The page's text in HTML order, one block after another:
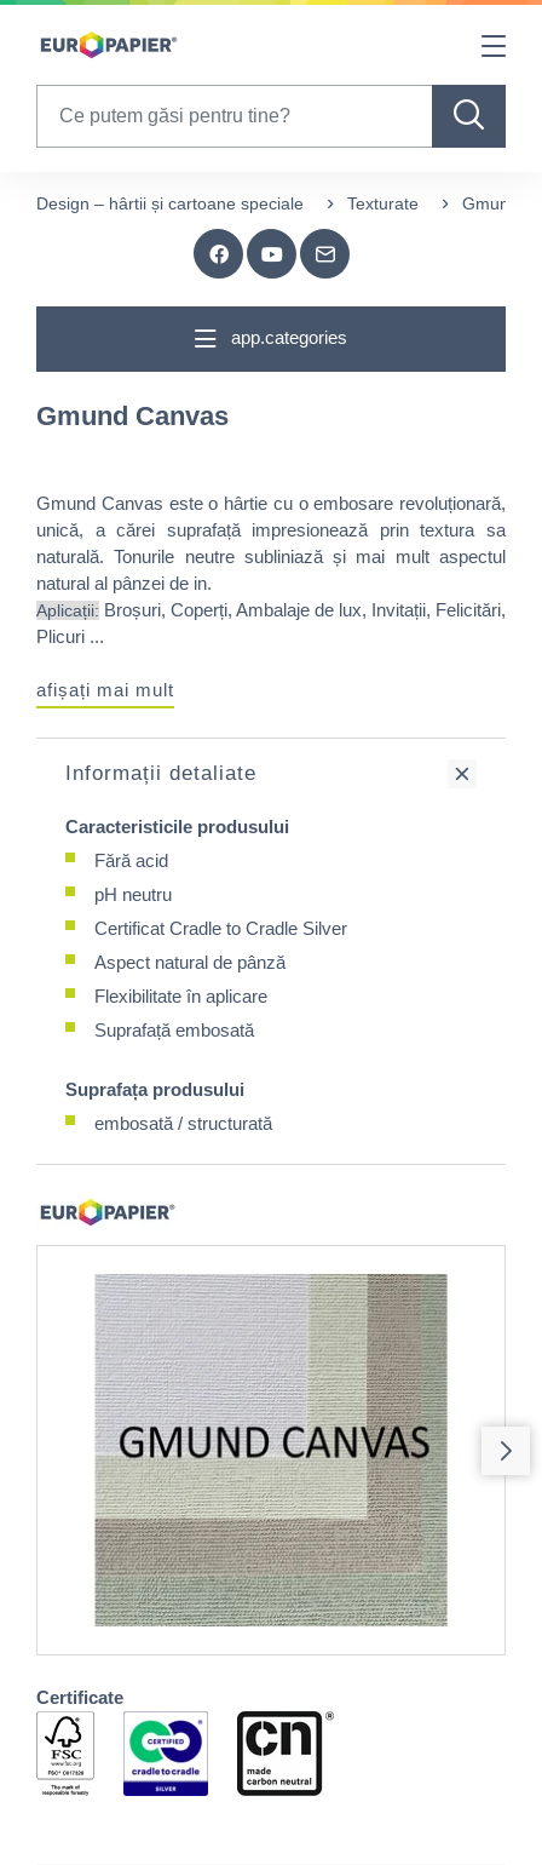
Table Of Content
Design – hârtii și cartoane speciale Texturate Gmund
app.categories
Gmund Canvas
Gmund Canvas este o hârtie cu o embosare revoluționară,
unică, a cărei suprafață impresionează prin textura sa
naturală. Tonurile neutre subliniază și mai mult aspectul
natural al pânzei de in.
Aplicații: Broșuri, Coperți, Ambalaje de lux, Invitații, Felicitări,
Plicuri ...
afișați mai mult
Informații detaliate
Caracteristicile produsului
Fără acid
pH neutru
Certificat Cradle to Cradle Silver
Aspect natural de pânză
Flexibilitate în aplicare
Suprafață embosată
Suprafața produsului
embosată / structurată
Certificate